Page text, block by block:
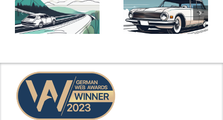
Günstige Kfz-
Versicherungstarife
mit Top-
Die besten
Angebote im